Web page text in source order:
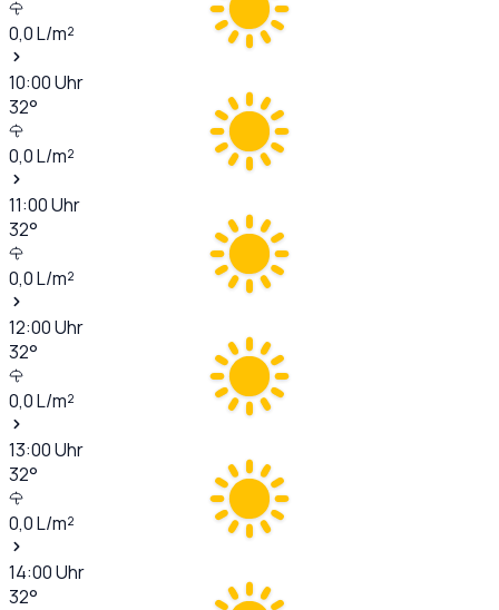
0,0L/m²
10:00Uhr
32°
0,0L/m²
11:00Uhr
32°
0,0L/m²
12:00Uhr
32°
0,0L/m²
13:00Uhr
32°
0,0L/m²
14:00Uhr
32°